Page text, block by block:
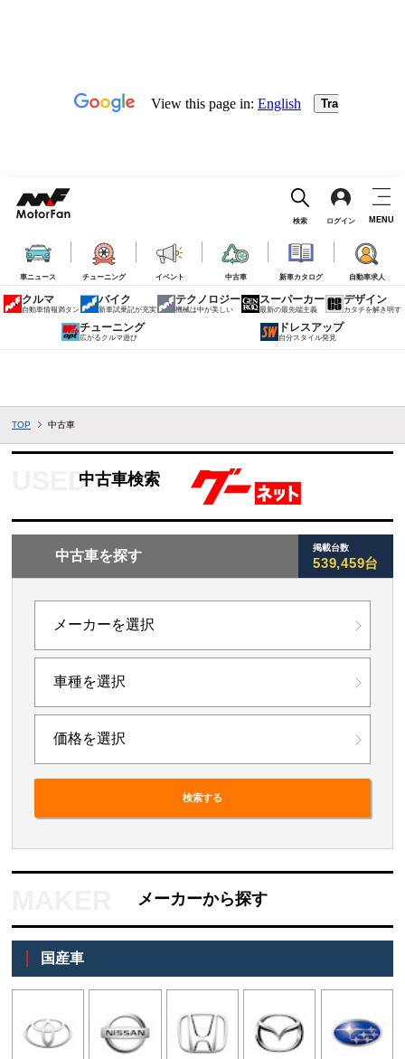
車ニュース チューニング イベント 中古車 新車カタログ 自動車求人
検索 ログイン MENU
クルマ
自動車情報満タン
バイク
新車試乗記が充実
テクノロジー
機械は中が美しい
スーパーカー
最新の最先端主義
デザイン
カタチを解き明す
チューニング
広がるクルマ遊び
ドレスアップ
自分スタイル発見
TOP 中古車
中古車検索
中古車を探す
掲載台数
539,459台
検索する
メーカーから探す
国産車